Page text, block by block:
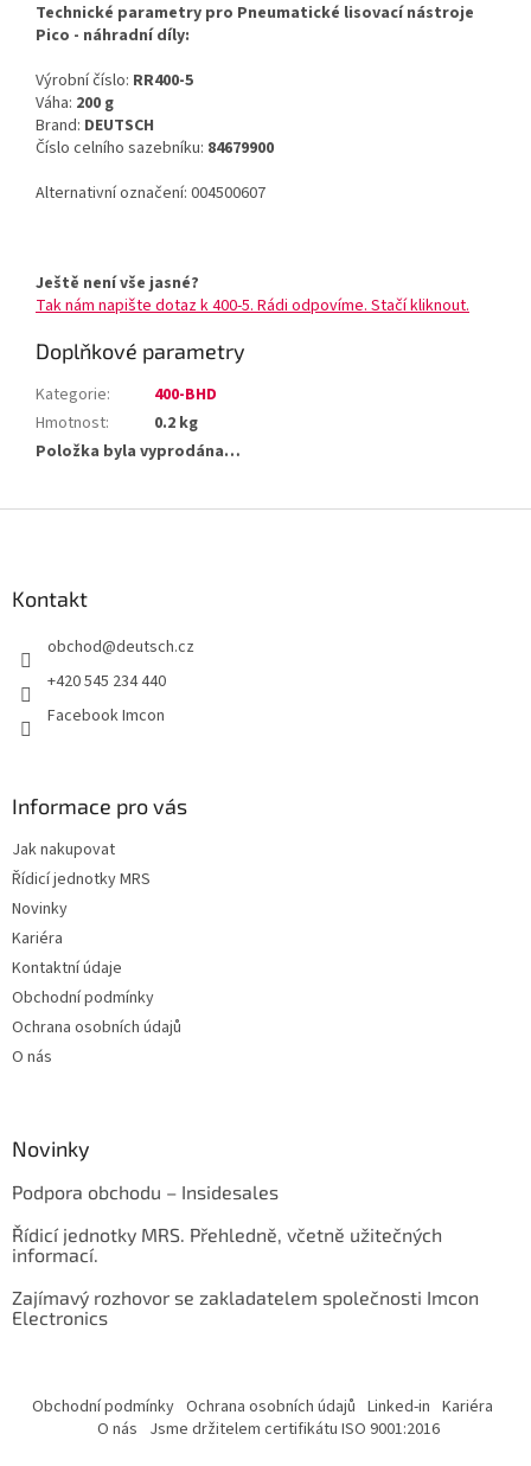
Technické parametry pro Pneumatické lisovací nástroje
Pico - náhradní díly:
Výrobní číslo: RR400-5
Váha: 200 g
Brand: DEUTSCH
Číslo celního sazebníku: 84679900
Alternativní označení: 004500607
Ještě není vše jasné?
Tak nám napište dotaz k 400-5. Rádi odpovíme. Stačí kliknout.
Doplňkové parametry
Kategorie:
400-BHD
Hmotnost:
0.2 kg
Položka byla vyprodána…
Kontakt
obchod@deutsch.cz
+420 545 234 440
Facebook Imcon
Informace pro vás
Jak nakupovat
Řídicí jednotky MRS
Novinky
Kariéra
Kontaktní údaje
Obchodní podmínky
Ochrana osobních údajů
O nás
Novinky
Podpora obchodu – Insidesales
Řídicí jednotky MRS. Přehledně, včetně užitečných
informací.
Zajímavý rozhovor se zakladatelem společnosti Imcon
Electronics
Obchodní podmínky Ochrana osobních údajů Linked-in Kariéra
O nás Jsme držitelem certifikátu ISO 9001:2016